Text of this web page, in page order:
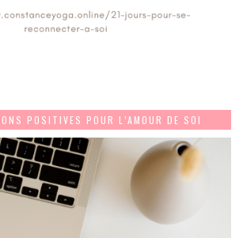
POSITIVES POUR L’AMOUR DE SOI